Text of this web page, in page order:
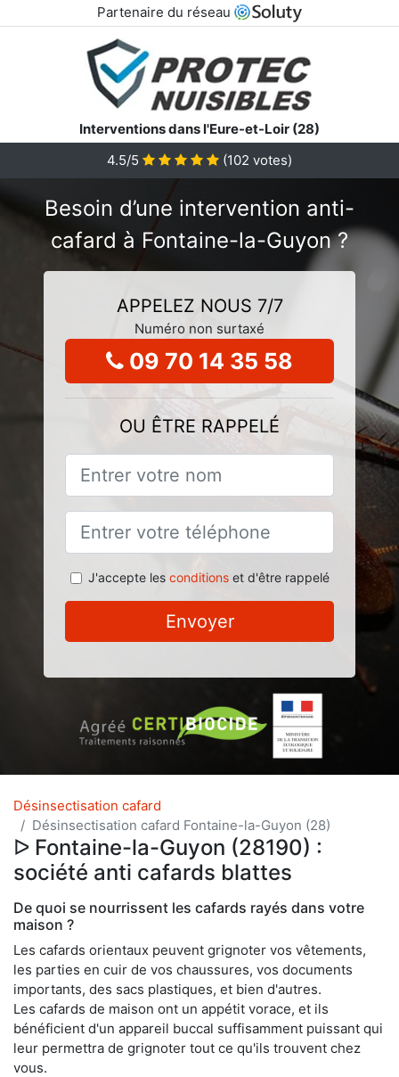
Partenaire du réseau
Interventions dans l'Eure-et-Loir (28)
4.5/5
(102 votes)
Besoin d’une intervention anti-
cafard à Fontaine-la-Guyon ?
APPELEZ NOUS 7/7
Numéro non surtaxé
09 70 14 35 58
OU ÊTRE RAPPELÉ
J'accepte les conditionset d'être rappelé
Envoyer
Désinsectisation cafard
Désinsectisation cafard Fontaine-la-Guyon (28)
ᐅ Fontaine-la-Guyon (28190) :
société anti cafards blattes
De quoi se nourrissent les cafards rayés dans votre
maison ?
Les cafards orientaux peuvent grignoter vos vêtements,
les parties en cuir de vos chaussures, vos documents
importants, des sacs plastiques, et bien d'autres.
Les cafards de maison ont un appétit vorace, et ils
bénéficient d'un appareil buccal suffisamment puissant qui
leur permettra de grignoter tout ce qu'ils trouvent chez
vous.